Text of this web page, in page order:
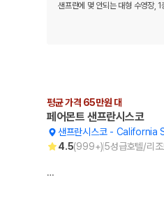
샌프란에 몇 안되는 대형 수영장,
평균 가격 65만원 대
페어몬트 샌프란시스코
샌프란시스코- California
4.5(999+)5성급호텔/리조
…